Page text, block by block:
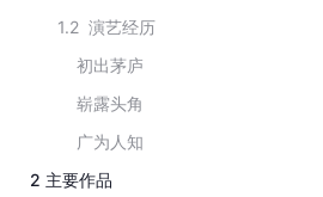
1.2 演艺经历
初出茅庐
崭露头角
广为人知
2 主要作品